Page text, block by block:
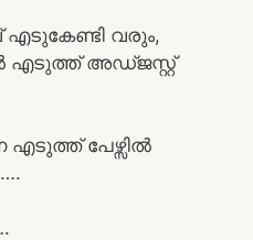
വരും,
എടുത്ത് അഡ്ജസ്റ്റ്
എടുത്ത് പേഴ്സിൽ